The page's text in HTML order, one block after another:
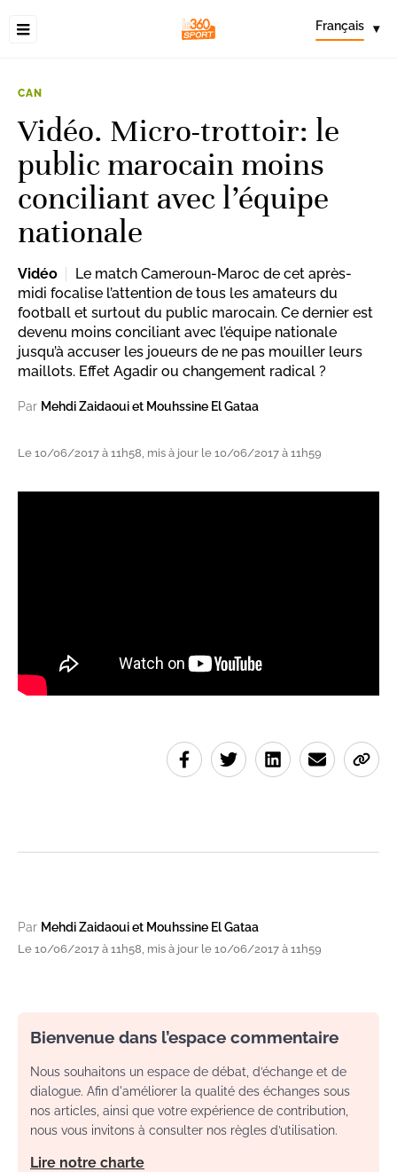
Français ▾
CAN
Vidéo. Micro-trottoir: le
public marocain moins
conciliant avec l’équipe
nationale
Vidéo
Le match Cameroun-Maroc de cet après-
midi focalise l’attention de tous les amateurs du
football et surtout du public marocain. Ce dernier est
devenu moins conciliant avec l’équipe nationale
jusqu’à accuser les joueurs de ne pas mouiller leurs
maillots. Effet Agadir ou changement radical ?
Par Mehdi Zaidaoui et Mouhssine El Gataa
Le 10/06/2017 à 11h58, mis à jour le 10/06/2017 à 11h59
Par Mehdi Zaidaoui et Mouhssine El Gataa
Le 10/06/2017 à 11h58, mis à jour le 10/06/2017 à 11h59
Bienvenue dans l’espace commentaire
Nous souhaitons un espace de débat, d’échange et de
dialogue. Afin d'améliorer la qualité des échanges sous
nos articles, ainsi que votre expérience de contribution,
nous vous invitons à consulter nos règles d’utilisation.
Lire notre charte